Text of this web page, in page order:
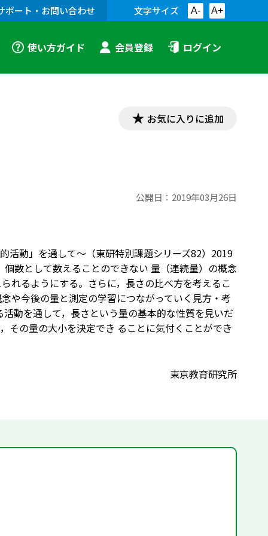
ポート・お問い合わせ 文字サイズ A- A+
使い方ガイド 会員登録 ログイン
お気に入りに追加
公開日： 2019年03月26日
活動」を通して～（東研特別課題シリーズ82）2019
数として数えることのできない 量（連続量）の概念
れるようにする。さらに，長さの比べ方を考えるこ
や今後の量と測定の学習につながっていく見方・考
動を通して，長さという量の基本的な性質を見いだ
その量の大小を決定でき ることに気付くことができ
東京教育研究所